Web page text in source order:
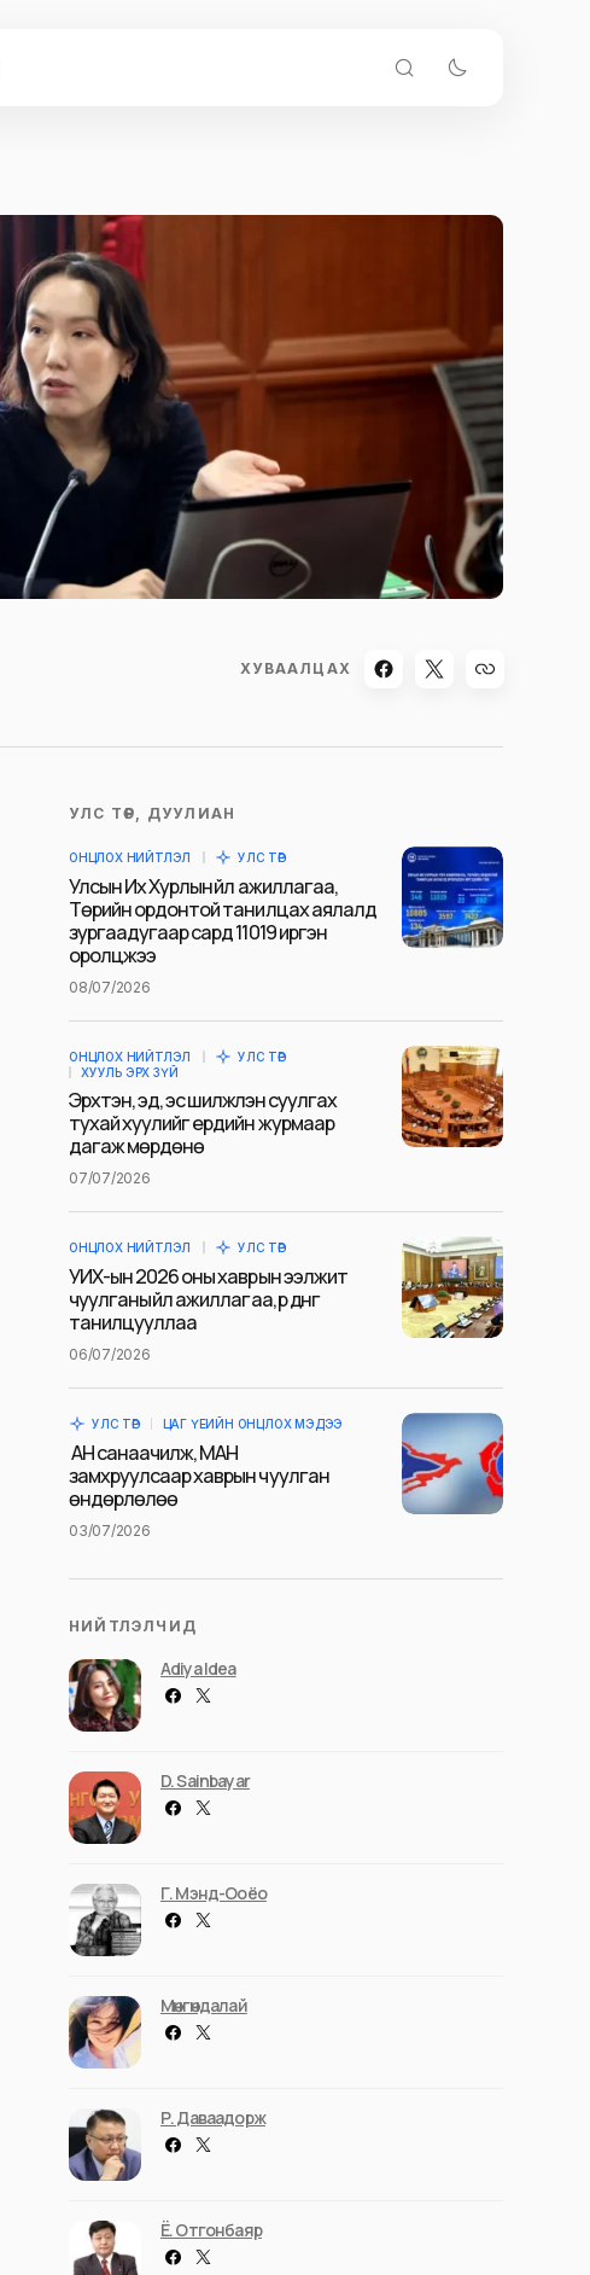
ХУВААЛЦАХ
УЛС ТӨР, ДУУЛИАН
ОНЦЛОХ НИЙТЛЭЛ УЛС ТӨР
Улсын Их Хурлын үйл ажиллагаа,
Төрийн ордонтой танилцах аялалд
зургаадугаар сард 11019 иргэн
оролцжээ
08/07/2026
ОНЦЛОХ НИЙТЛЭЛ
УЛС ТӨР
ХУУЛЬ ЭРХ ЗҮЙ
Эрхтэн, эд, эс шилжүүлэн суулгах
тухай хуулийг ердийн журмаар
дагаж мөрдөнө
07/07/2026
ОНЦЛОХ НИЙТЛЭЛ УЛС ТӨР
УИХ-ын 2026 оны хаврын ээлжит
чуулганы үйл ажиллагаа, үр дүнг
танилцууллаа
06/07/2026
УЛС ТӨР ЦАГ ҮЕИЙН ОНЦЛОХ МЭДЭЭ
АН санаачилж, МАН
замхруулсаар хаврын чуулган
өндөрлөлөө
03/07/2026
НИЙТЛЭЛЧИД
Adiya Idea
D. Sainbayar
Г. Мэнд-Ооёо
Мөнгөндалай
Р. Даваадорж
Ё. Отгонбаяр